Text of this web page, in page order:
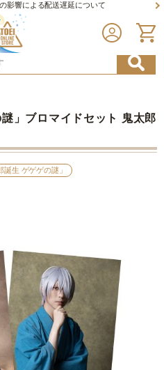
【重要】夏季休業期間及び棚卸しに伴
」ブロマイドセット 鬼太郎
誕生 ゲゲゲの謎」